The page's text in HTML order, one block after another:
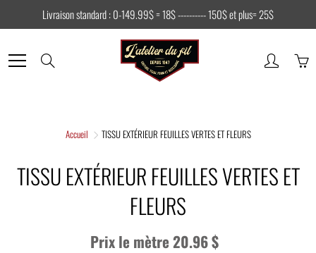
Livraison standard : 0-149.99$ = 18$ ---------- 150$ et plus= 25$
Accueil TISSU EXTÉRIEUR FEUILLES VERTES ET FLEURS
TISSU EXTÉRIEUR FEUILLES VERTES ET
FLEURS
Prix le mètre 20.96 $